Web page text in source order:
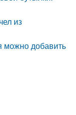
из
можно добавить